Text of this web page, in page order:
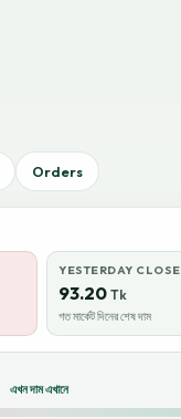
Orders
YESTERDAY CLOSE
93.20 Tk
গত মার্কেট দিনের শেষ দাম
এখন দাম এখানে